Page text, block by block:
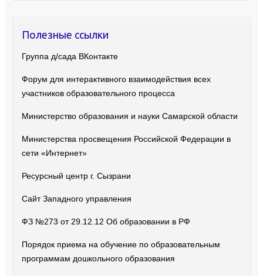
Полезные ссылки
Группа д/сада ВКонтакте
Форум для интерактивного взаимодействия всех
участников образовательного процесса
Министерство образования и науки Самарской области
Министерства просвещения Российской Федерации в
сети «Интернет»
Ресурсный центр г. Сызрани
Сайт Западного управления
ФЗ №273 от 29.12.12 Об образовании в РФ
Порядок приема на обучение по образовательным
программам дошкольного образования